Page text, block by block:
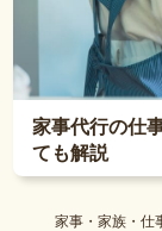
家事代行の仕
ても解説
家事・家族・仕